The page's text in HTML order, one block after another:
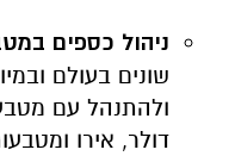
ניהול כספים
שונים בעולם
ולהתנהל עם
דולר, אירו